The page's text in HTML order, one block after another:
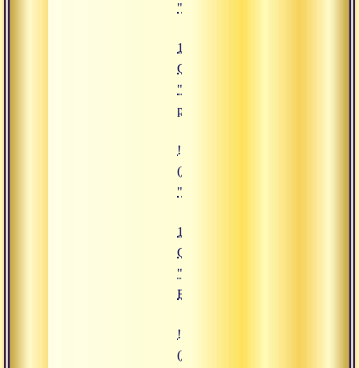
"18.10.2019 Сатсанг "Практика
18.10.2019
Сатсанг
"Практика
ретрита"
![17.10.2019 Сатсанг
(https://www.advayta.org/upload/
"17.10.2019 Сатсанг
17.10.2019
Сатсанг
"Атмавичара и
Брахмавичара"
![29.08.2019 Сатсанг
(https://www.advayta.org/upload/